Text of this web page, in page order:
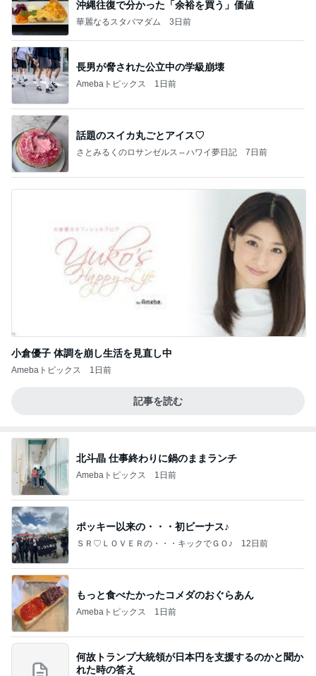
沖縄往復で分かった「余裕を買う」価値
華麗なるスタバマダム 3日前
長男が脅された公立中の学級崩壊
Amebaトピックス 1日前
話題のスイカ丸ごとアイス♡
さとみるくのロサンゼルス⇔ハワイ夢日記 7日前
小倉優子 体調を崩し生活を見直し中
Amebaトピックス 1日前
記事を読む
北斗晶 仕事終わりに鍋のままランチ
Amebaトピックス 1日前
ポッキー以来の・・・初ビーナス♪
ＳＲ♡ＬＯＶＥＲの・・・キックでＧＯ♪ 12日前
もっと食べたかったコメダのおぐらあん
Amebaトピックス 1日前
何故トランプ大統領が日本円を支援するのかと聞か
れた時の答え